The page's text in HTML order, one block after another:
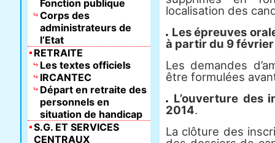
localisation des
Les épreuves
à partir du 9
Les demandes
être formulées
L’ouverture des
2014.
La clôture des
Fonction publique
Corps des
administrateurs de
l’Etat
RETRAITE
Les textes officiels
IRCANTEC
Départ en retraite des
personnels en
situation de handicap
S.G. ET SERVICES
CENTRAUX